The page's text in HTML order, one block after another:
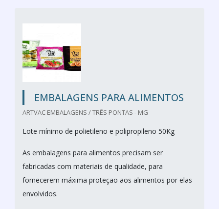
EMBALAGENS PARA ALIMENTOS
ARTVAC EMBALAGENS / TRÊS PONTAS - MG
Lote mínimo de polietileno e polipropileno 50Kg
As embalagens para alimentos precisam ser
fabricadas com materiais de qualidade, para
fornecerem máxima proteção aos alimentos por elas
envolvidos.